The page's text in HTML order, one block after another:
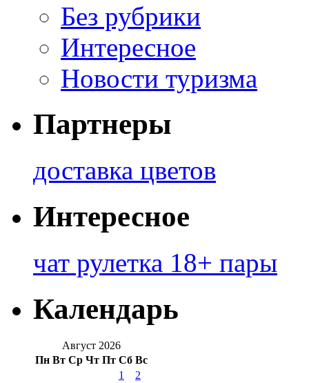
Без рубрики
Интересное
Новости туризма
Партнеры
доставка цветов
Интересное
чат рулетка 18+ пары
Календарь
Август 2026
Пн Вт Ср Чт Пт Сб Вс
1
2